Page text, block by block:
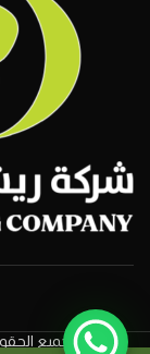
جميع